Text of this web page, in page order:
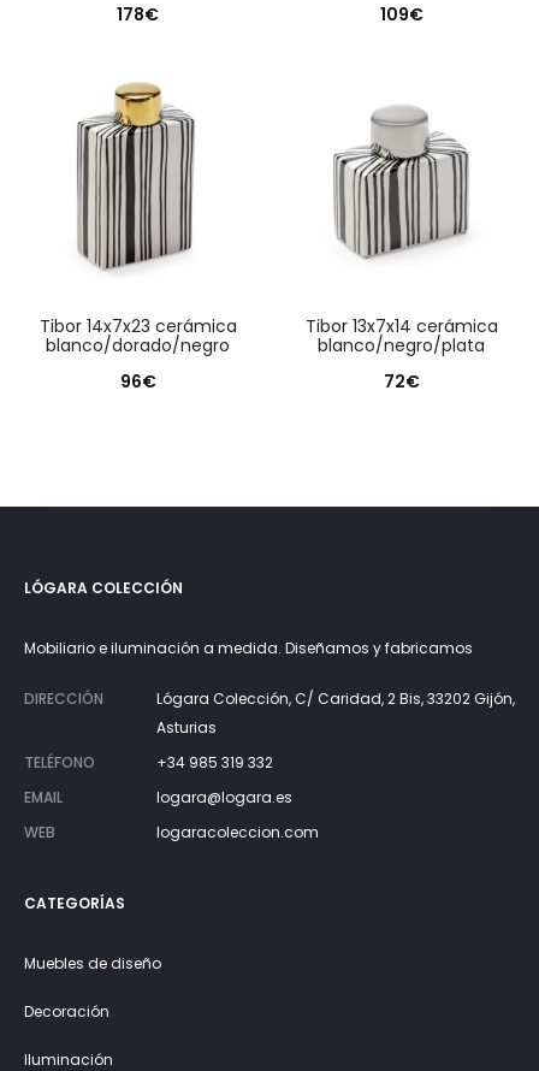
178€
109€
tibor 14x7x23 cerámica
blanco/dorado/negro
96€
tibor 13x7x14 cerámica
blanco/negro/plata
72€
LÓGARA COLECCIÓN
Mobiliario e iluminación a medida. Diseñamos y fabricamos
DIRECCIÓN
Lógara Colección, C/ Caridad, 2 Bis, 33202 Gijón,
Asturias
TELÉFONO
+34 985 319 332
EMAIL
logara@logara.es
WEB
logaracoleccion.com
CATEGORÍAS
Muebles de diseño
Decoración
Iluminación